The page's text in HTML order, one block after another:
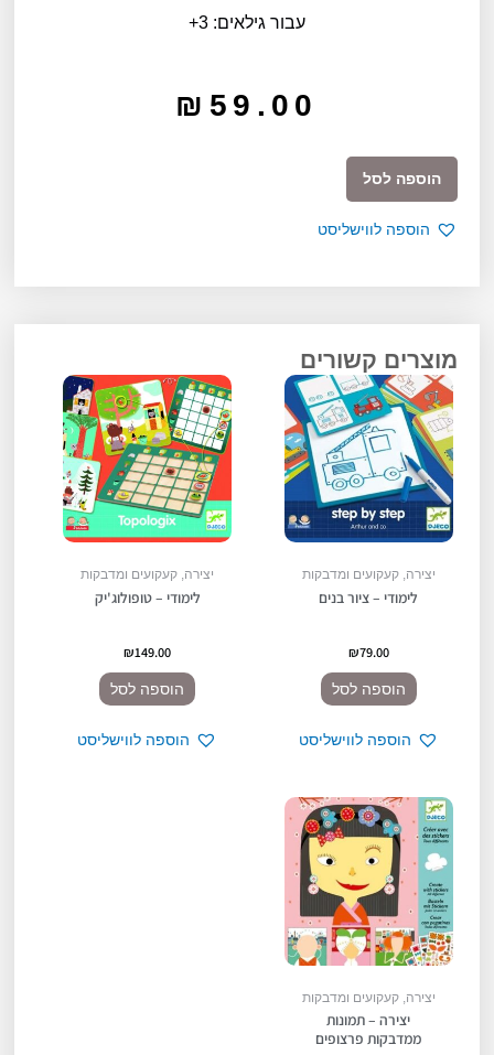
עבור גילאים: 3+
₪ 59.00
ממדבקות
הוספה לסל
הוספה לווישליסט
מוצרים קשורים
יצירה, קעקועים ומדבקות
לימודי – ציור בנים
₪79.00
הוספה לסל
הוספה לווישליסט
יצירה, קעקועים ומדבקות
לימודי – טופולוג'יק
₪149.00
הוספה לסל
הוספה לווישליסט
יצירה, קעקועים ומדבקות
יצירה – תמונות
ממדבקות פרצופים